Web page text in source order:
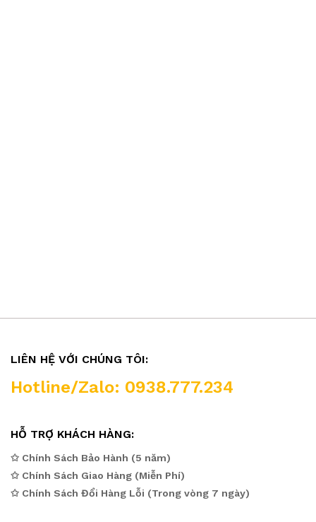
LIÊN HỆ VỚI CHÚNG TÔI:
Hotline/Zalo: 0938.777.234
HỖ TRỢ KHÁCH HÀNG:
✩ Chính Sách Bảo Hành (5 năm)
✩ Chính Sách Giao Hàng (Miễn Phí)
✩ Chính Sách Đổi Hàng Lỗi (Trong vòng 7 ngày)